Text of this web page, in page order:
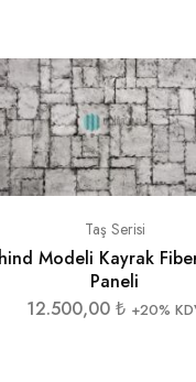
Taş Serisi
Modeli Kayrak
Paneli
12.500,00 ₺ +20%